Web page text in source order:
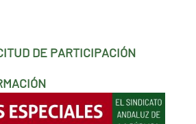
DE PARTICIPACIÓN